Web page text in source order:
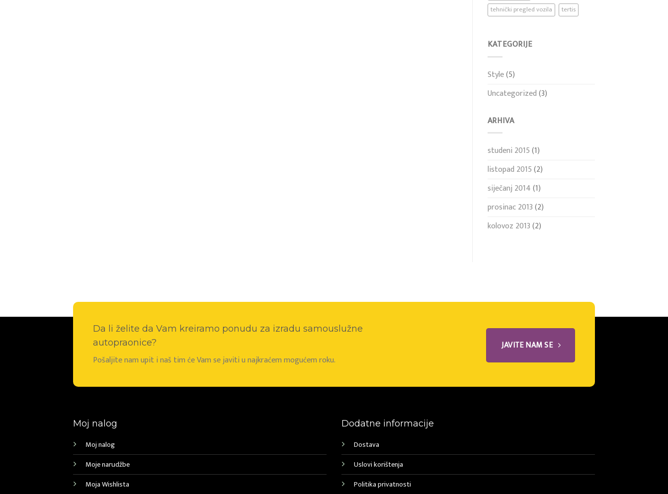
tehnički pregled vozila
tertis
KATEGORIJE
Style(5)
Uncategorized(3)
ARHIVA
studeni 2015(1)
listopad 2015(2)
siječanj 2014(1)
prosinac 2013(2)
kolovoz 2013(2)
Da li želite da Vam kreiramo ponudu za izradu samouslužne
autopraonice?
Pošaljite nam upit i naš tim će Vam se javiti u najkraćem mogućem roku.
JAVITE NAM SE
Moj nalog
Moj nalog
Moje narudžbe
Moja Wishlista
Dodatne informacije
Dostava
Uslovi korištenja
Politika privatnosti